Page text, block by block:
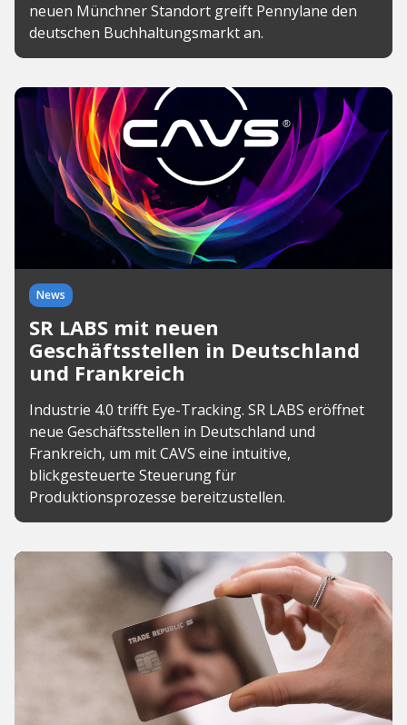
neuen Münchner Standort greift Pennylane den
deutschen Buchhaltungsmarkt an.
News
SR LABS mit neuen
Geschäftsstellen in Deutschland
und Frankreich
Industrie 4.0 trifft Eye-Tracking. SR LABS eröffnet
neue Geschäftsstellen in Deutschland und
Frankreich, um mit CAVS eine intuitive,
blickgesteuerte Steuerung für
Produktionsprozesse bereitzustellen.